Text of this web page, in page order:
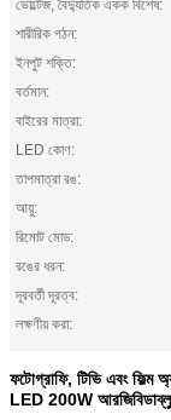
ভোল্টেজ, বৈদ্যুতিক একক বিশেষ:
শারীরিক গঠন:
ইনপুট শক্তি:
বর্তমান:
বাইরের মাত্রা:
LED কোণ:
তাপমাত্রা রঙ:
আয়ু:
রিমোট মোড:
রঙের ধরন:
দূরবর্তী দূরত্ব:
লক্ষণীয় করা:
ফটোগ্রাফি, টিভি এবং ফিল্ম
LED 200W আরজিবিডাব্লু